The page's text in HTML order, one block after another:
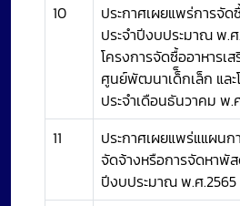
10
ประกาศเผยแพร่การจัด
ประจำปีงบประมาณ พ.
โครงการจัดซื้ออาหารเ
ศูนย์พัฒนาเด็็กเล็ก และ
ประจำเดือนธันวาคม พ.
11
ประกาศเผยแพร่แแผน
จัดจ้างหรือการจัดหาพัส
ปีงบประมาณ พ.ศ.2565